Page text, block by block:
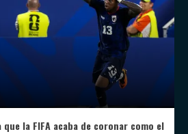
que la FIFA acaba de coronar como el